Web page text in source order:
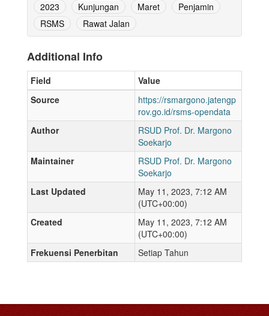
2023 Kunjungan Maret
Penjamin
RSMS
Rawat Jalan
Additional Info
Field
Value
Source
https://rsmargono.jatengp
rov.go.id/rsms-opendata
Author
RSUD Prof. Dr. Margono
Soekarjo
Maintainer
RSUD Prof. Dr. Margono
Soekarjo
Last Updated
May 11, 2023, 7:12 AM
(UTC+00:00)
Created
May 11, 2023, 7:12 AM
(UTC+00:00)
Frekuensi Penerbitan
Setiap Tahun